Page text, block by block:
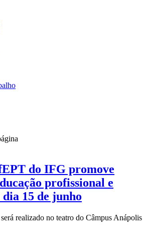
do IFG promove
profissional e
15 de junho
realizado no teatro do Câmpus Anápolis